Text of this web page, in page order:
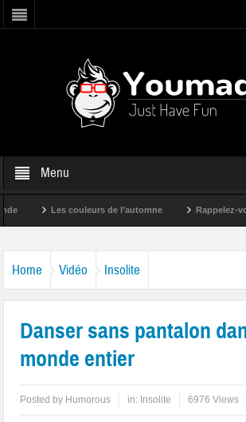
Menu
Les couleurs de l’automne Rappelez-vous
Home Vidéo Insolite
Danser sans pantalon
monde entier
Posted by Humorous in: Insolite 6976 Views